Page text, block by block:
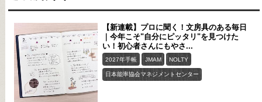
【新連載】プロに聞く！文房具のある毎日
｜今年こそ"自分にピッタリ"を見つけた
い！初心者さんにもやさ...
2027年手帳 JMAM NOLTY
日本能率協会マネジメントセンター